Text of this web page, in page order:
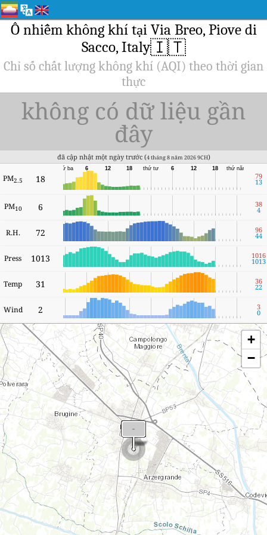
Ô nhiễm không khí tại Via Breo, Piove di
Sacco, Italy🇮🇹
Chỉ số chất lượng không khí (AQI) theo thời gian
thực
không có dữ liệu gần
đây
đã cập nhật một ngày trước (4 tháng 8 năm 2026 9CH)
PM2.5 18
thứ năm
18
12
6
thứ tư
18
12
6
thứ ba
79
13
PM10 6 38
4
R.H. 72 96
44
Press 1013 1016
1013
Temp 31 36
22
Wind 2 3
0
+
−